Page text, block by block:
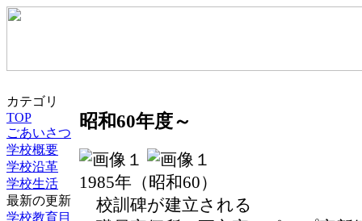
カテゴリ
TOP
ごあいさつ
学校概要
学校沿革
学校生活
最新の更新
学校教育目
昭和60年度～
1985年（昭和60）
校訓碑が建立される